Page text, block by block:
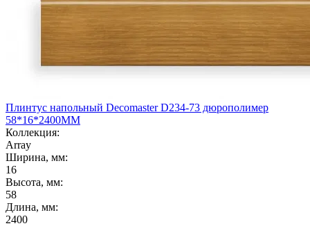
Плинтус напольный Decomaster D234-73 дюрополимер
58*16*2400ММ
Коллекция:
Array
Ширина, мм:
16
Высота, мм:
58
Длина, мм:
2400